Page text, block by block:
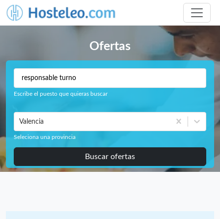
Ofertas
Escribe el puesto que quieras buscar
Valencia
Seleciona una provincia
Buscar ofertas